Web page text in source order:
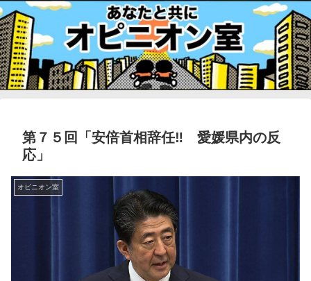
第７５回「安倍首相辞任‼︎ 愛媛県内の反
応」
オピニオン室